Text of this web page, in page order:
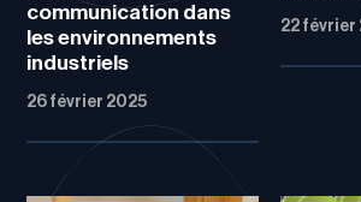
communication dans
les environnements
industriels
26 février 2025
22 février